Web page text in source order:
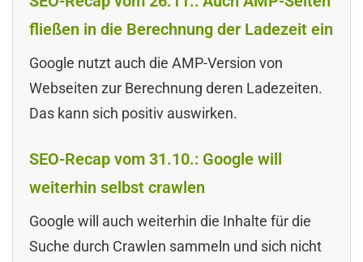
fließen in die Berechnung der Ladezeit ein
Google nutzt auch die AMP-Version von
Webseiten zur Berechnung deren Ladezeiten.
Das kann sich positiv auswirken.
SEO-Recap vom 31.10.: Google will
weiterhin selbst crawlen
Google will auch weiterhin die Inhalte für die
Suche durch Crawlen sammeln und sich nicht